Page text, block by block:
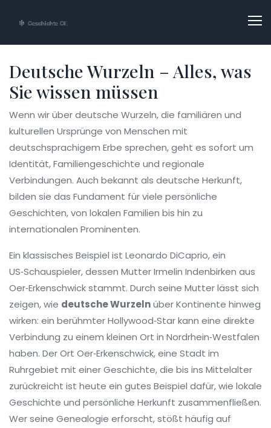
Deutsche Wurzeln – Alles, was
Sie wissen müssen
Wenn wir überdeutsche Wurzeln,die familiären und
kulturellen Ursprünge von Menschen mit
deutschsprachigem Erbe sprechen, geht es sofort um
Identität, Familiengeschichte und regionale
Verbindungen. Auch bekannt als deutsche Herkunft,
bilden sie das Fundament für viele persönliche
Geschichten, von lokalen Familien bis hin zu
internationalen Prominenten.
Ein klassisches Beispiel ist Leonardo DiCaprio,ein
US‑Schauspieler, dessen Mutter Irmelin Indenbirken aus
Oer‑Erkenschwick stammt. Durch seine Mutter lässt sich
zeigen, wie deutsche Wurzelnüber Kontinente hinweg
wirken: ein berühmter Hollywood‑Star kann eine direkte
Verbindung zu einem kleinen Ort in Nordrhein‑Westfalen
haben. Der Ort Oer‑Erkenschwick,eine Stadt im
Ruhrgebiet mit einer Geschichte, die bis ins Mittelalter
zurückreicht ist heute ein gutes Beispiel dafür, wie lokale
Geschichte und persönliche Herkunft zusammenfließen.
Wer seine Genealogie erforscht, stößt häufig auf